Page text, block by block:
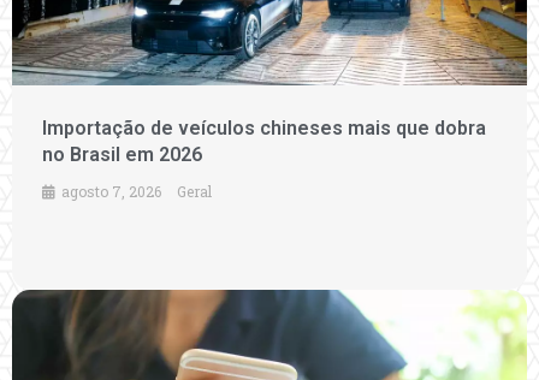
Importação de veículos chineses mais que dobra
no Brasil em 2026
agosto 7, 2026 Geral